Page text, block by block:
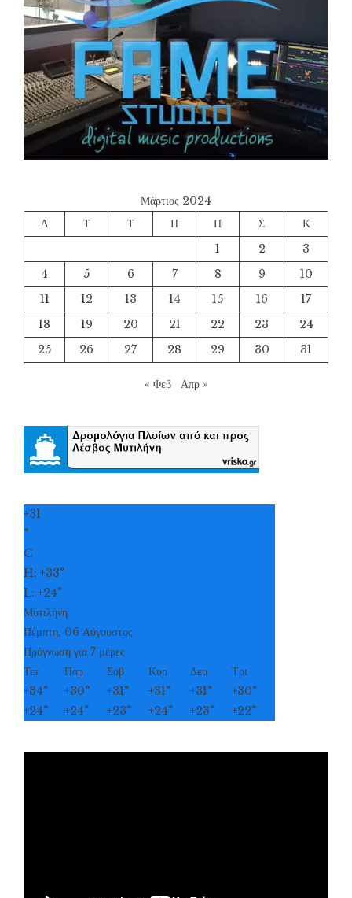
Μάρτιος 2024
Δ
Τ Τ Π Π Σ
Κ
1
2
3
4
5 6 7 8 9
10
11
12 13 14 15 16
17
18
19 20 21 22 23
24
25
26 27 28 29 30 31
« Φεβ Απρ »
+31
°
C
H: +33°
L: +24°
Μυτιλήνη
Πέμπτη, 06 Αύγουστος
Πρόγνωση για 7 μέρες
Τετ
Παρ Σαβ Κυρ Δευ
Τρι
+34° +30° +31° +31° +31° +30°
+24° +24° +23° +24° +23° +22°